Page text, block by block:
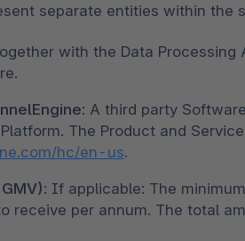
separate entities within the
with the Data
: A third party
The Product and
hc/en-us.
: If applicable: The
receive per annum. The total